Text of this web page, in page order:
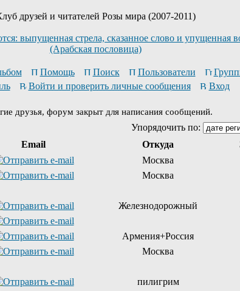
друзей и читателей Розы мира (2007-2011)
выпущенная стрела, сказанное слово и упущенная
(Арабская пословица)
Помощь Поиск Пользователи
Войти и проверить личные сообщения Вход
друзья, форум закрыт для написания сообщений.
Упорядочить по:
Email Откуда
Москва
Москва
Железнодорожный
Армения+Россия
Москва
пилигрим